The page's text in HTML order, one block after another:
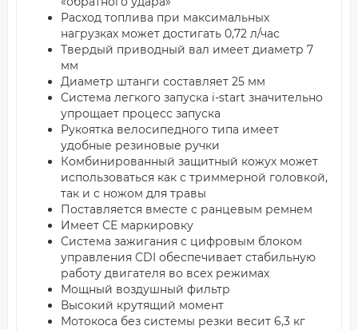
Расход топлива при максимальных
нагрузках может достигать 0,72 л/час
Твердый приводный вал имеет диаметр 7
мм
Диаметр штанги составляет 25 мм
Система легкого запуска i-start значительно
упрощает процесс запуска
Рукоятка велосипедного типа имеет
удобные резиновые ручки
Комбинированный защитный кожух может
использоваться как с триммерной головкой,
так и с ножом для травы
Поставляется вместе с ранцевым ремнем
Имеет СЕ маркировку
Система зажигания с цифровым блоком
управления CDI обеспечивает стабильную
работу двигателя во всех режимах
Мощный воздушный фильтр
Высокий крутящий момент
Мотокоса без системы резки весит 6,3 кг